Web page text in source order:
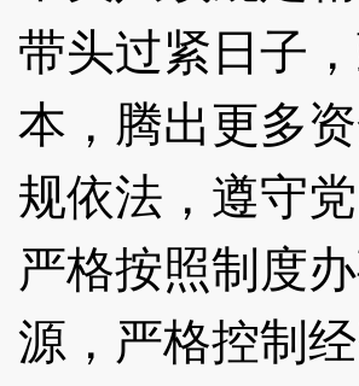
带头过紧日子
本，腾出更多
规依法，遵守
严格按照制度
源，严格控制